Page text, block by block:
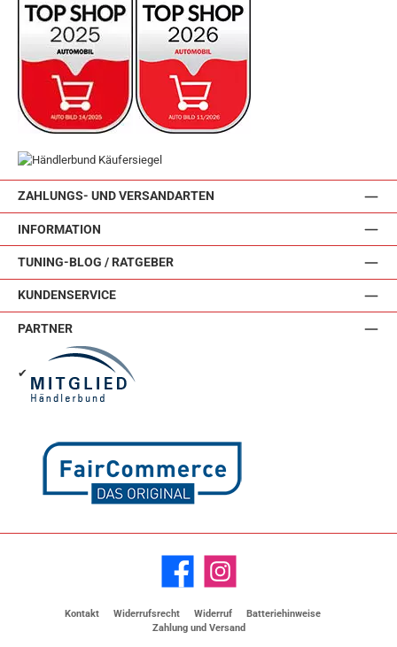
ZAHLUNGS- UND VERSANDARTEN
INFORMATION
TUNING-BLOG / RATGEBER
KUNDENSERVICE
PARTNER
✔
Facebook Instagram
Kontakt Widerrufsrecht Widerruf
Batteriehinweise
Zahlung und Versand